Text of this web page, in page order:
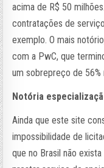
acima de R$ 50
contratações de
exemplo. O mais
com a PwC, que
um sobrepreço de
Notória
Ainda que este site
impossibilidade de
que no Brasil não